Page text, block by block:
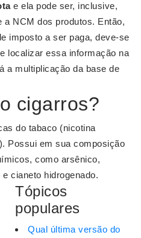
e ela pode ser, inclusive,
NCM dos produtos. Então,
imposto a ser paga, deve-se
localizar essa informação na
a multiplicação da base de
cigarros?
do tabaco (nicotina
Possui em sua composição
como arsênico,
cianeto hidrogenado.
Tópicos
populares
Qual última versão do